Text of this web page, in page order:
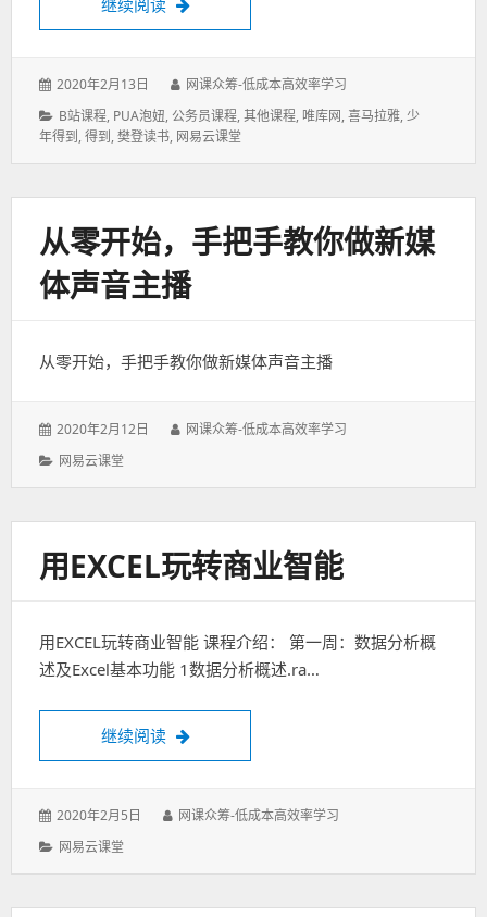
继续阅读
发
于：
2020年2月13日
作
网课众筹-低成本高效率学习
分
类：
B站课程, PUA泡妞, 公务员课程,其他课程, 唯库网,喜马拉雅,少
年得到 ,得到 ,樊登读书, 网易云课堂
从零开始，手把手教你做新媒
体声音主播
从零开始，手把手教你做新媒体声音主播
发
于：
2020年2月12日
作
网课众筹-低成本高效率学习
分
网易云课堂
用EXCEL玩转商业智能
用EXCEL玩转商业智能 课程介绍： 第一周：数据分析概
述及Excel基本功能 1数据分析概述.ra…
继续阅读 用EXCEL玩转商业智能
发
于：
2020年2月5日
作
网课众筹-低成本高效率学习
分
网易云课堂